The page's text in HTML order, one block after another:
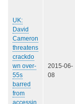
UK:
David
Cameron
threatens
crackdo
wn over-
55s
barred
from
accessin
2015-06-
08